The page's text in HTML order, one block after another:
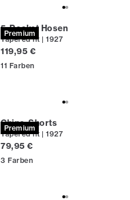
Premium
5-Pocket Hosen
Tapered fit | 1927
Preis
119,95 €
11 Farben
Premium
Chino-Shorts
Tapered fit | 1927
Preis
79,95 €
3 Farben